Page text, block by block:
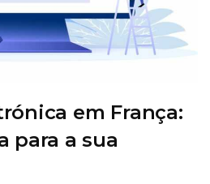
em França:
para a sua